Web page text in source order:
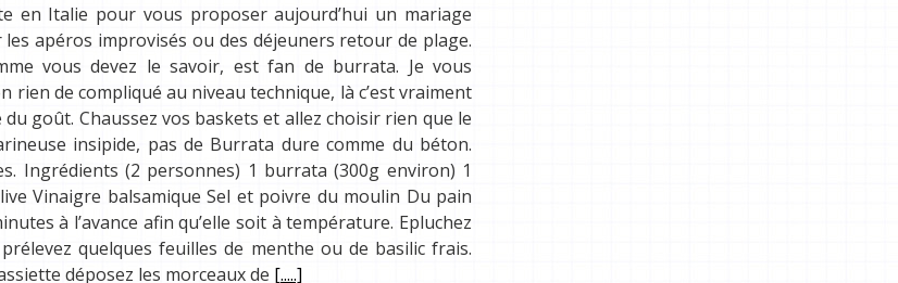
en Italie pour vous proposer aujourd’hui un mariage
apéros improvisés ou des déjeuners retour de plage.
vous devez le savoir, est fan de burrata. Je vous
de compliqué au niveau technique, là c’est vraiment
goût. Chaussez vos baskets et allez choisir rien que le
insipide, pas de Burrata dure comme du béton.
Ingrédients (2 personnes) 1 burrata (300g environ) 1
Vinaigre balsamique Sel et poivre du moulin Du pain
à l’avance afin qu’elle soit à température. Epluchez
quelques feuilles de menthe ou de basilic frais.
déposez les morceaux de [.....]